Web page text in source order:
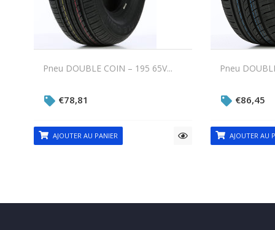
Pneu DOUBLE COIN – 195 65V...
€78,81
AJOUTER AU PANIER
Pneu
€86,45
AJOUTER AU